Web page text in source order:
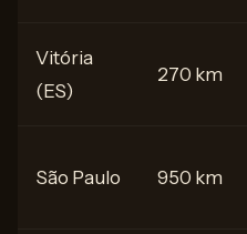
Vitória
(ES)
270 km
São Paulo 950 km